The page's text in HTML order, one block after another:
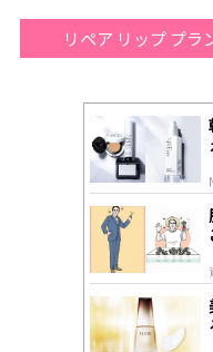
リペア リップ プラ